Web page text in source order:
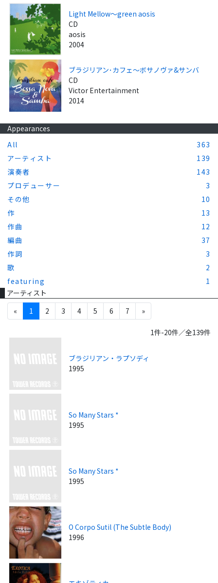
Light Mellow～green aosis
CD
aosis
2004
ブラジリアン･カフェ～ボサノヴァ&サンバ
CD
Victor Entertainment
2014
Appearances
All
363
アーティスト
139
演奏者
143
プロデューサー
3
その他
10
作
13
作曲
12
編曲
37
作詞
3
歌
2
featuring
1
アーティスト
«
1 2 3 4 5 6 7 »
1件-20件／全139件
ブラジリアン・ラプソディ
1995
So Many Stars *
1995
So Many Stars *
1995
O Corpo Sutil (The Subtle Body)
1996